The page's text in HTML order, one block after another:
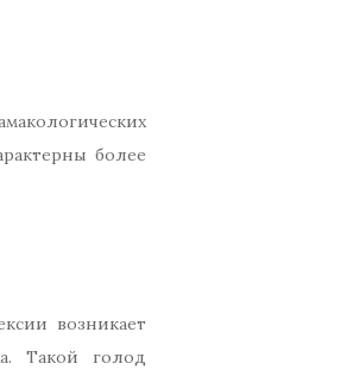
более
возникает
Такой голод